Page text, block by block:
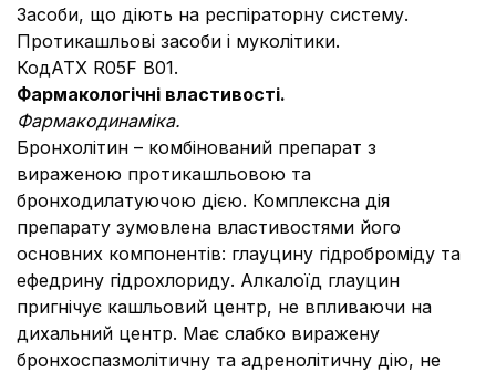
Засоби, що діють на респіраторну систему.
Протикашльові засоби і муколітики.
КодАТХ R05F B01.
Фармакологічні властивості.
Фармакодинаміка.
Бронхолітин – комбінований препарат з
вираженою протикашльовою та
бронходилатуючою дією. Комплексна дія
препарату зумовлена властивостями його
основних компонентів: глауцину гідроброміду та
ефедрину гідрохлориду. Алкалоїд глауцин
пригнічує кашльовий центр, не впливаючи на
дихальний центр. Має слабко виражену
бронхоспазмолітичну та адренолітичну дію, не